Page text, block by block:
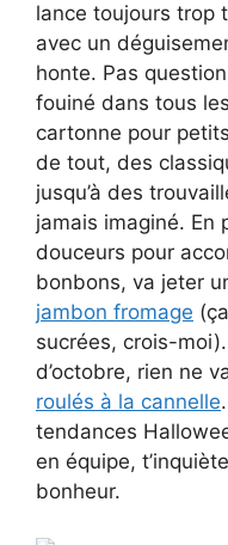
lance toujours trop
avec un
honte. Pas
fouiné dans tous
cartonne pour
de tout, des
jusqu’à des
jamais imaginé. En
douceurs pour
bonbons, va jeter
jambon fromage
sucrées, crois-
d’octobre, rien ne
roulés à la cannelle
tendances
en équipe,
bonheur.